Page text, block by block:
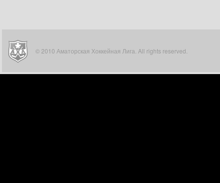
© 2010 Аматорская Хоккейная Лига. All rights reserved.